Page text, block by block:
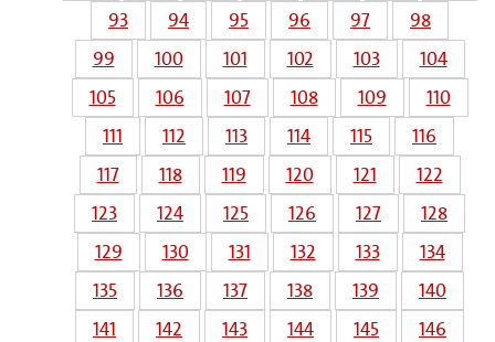
93
94 95 96 97
98
99
100 101 102 103
104
105
106 107 108 109
110
111
112 113 114 115
116
117
118 119 120 121
122
123
124 125 126 127
128
129
130 131 132 133
134
135
136 137 138 139
140
141
142 143 144 145
146